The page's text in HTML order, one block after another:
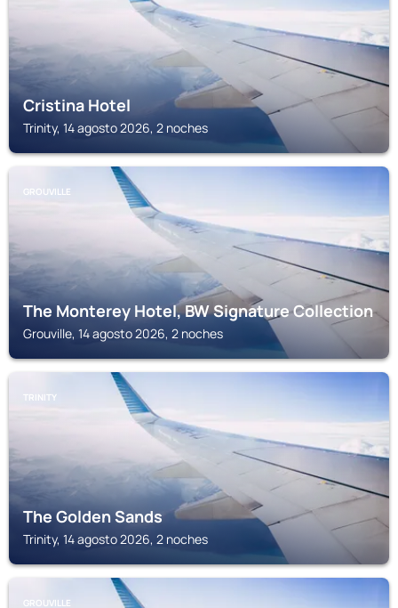
Cristina Hotel
Trinity, 14 agosto 2026, 2 noches
GROUVILLE
The Monterey Hotel, BW Signature Collection
Grouville, 14 agosto 2026, 2 noches
TRINITY
The Golden Sands
Trinity, 14 agosto 2026, 2 noches
GROUVILLE